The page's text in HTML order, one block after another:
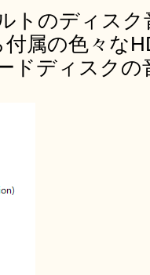
トのディス
付属の色々な
ドディスク